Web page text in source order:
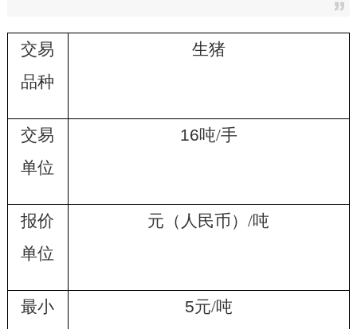
交易
品种
生猪
交易
单位
16吨/手
报价
单位
元（人民币）/吨
最小
5元/吨